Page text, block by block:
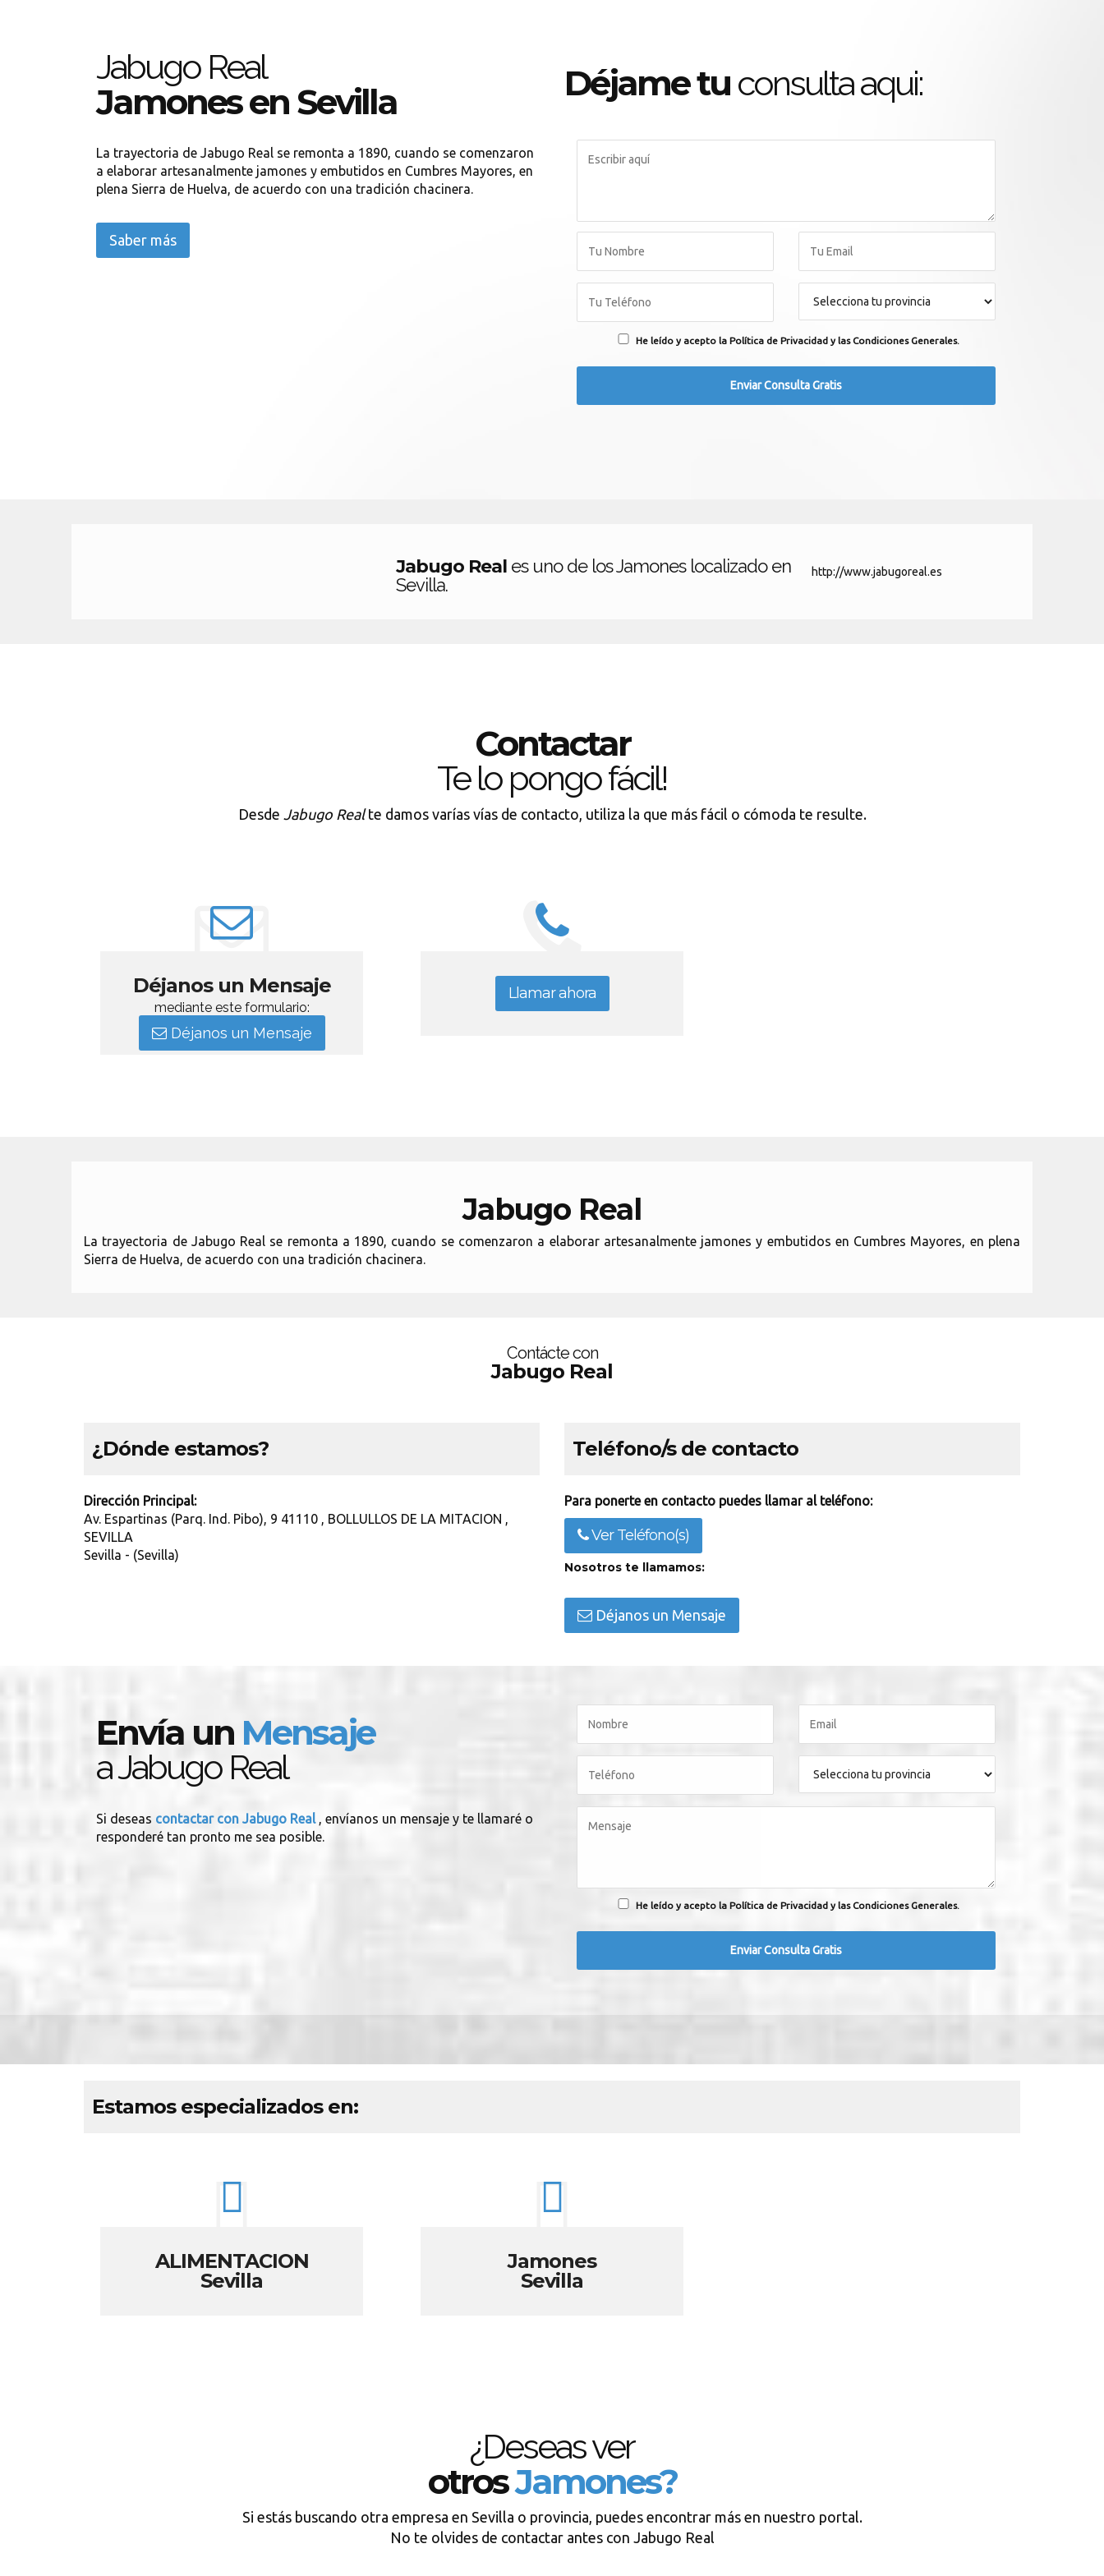
Jabugo Real
Jamones en Sevilla
La trayectoria de Jabugo Real se remonta a 1890, cuando se comenzaron
a elaborar artesanalmente jamones y embutidos en Cumbres Mayores, en
plena Sierra de Huelva, de acuerdo con una tradición chacinera.
Saber más
Déjame tu consulta aqui:
He leído y acepto la Política de Privacidad y las Condiciones Generales.
Jabugo Real es uno de los Jamones localizado en
Sevilla.
http://www.jabugoreal.es
Contactar
Te lo pongo fácil!
Desde Jabugo Realte damos varías vías de contacto, utiliza la que más fácil o cómoda te resulte.
Déjanos un Mensaje
mediante este formulario:
Déjanos un Mensaje
Llamar ahora
Jabugo Real
La trayectoria de Jabugo Real se remonta a 1890, cuando se comenzaron a elaborar artesanalmente jamones y embutidos en Cumbres Mayores, en plena
Sierra de Huelva, de acuerdo con una tradición chacinera.
Contácte con
Jabugo Real
¿Dónde estamos?
Dirección Principal:
Av. Espartinas (Parq. Ind. Pibo), 9 41110 , BOLLULLOS DE LA MITACION ,
SEVILLA
Sevilla - (Sevilla)
Teléfono/s de contacto
Para ponerte en contacto puedes llamar al teléfono:
Ver Teléfono(s)
Nosotros te llamamos:
Déjanos un Mensaje
Envía un Mensaje
a Jabugo Real
Si deseas contactar con Jabugo Real , envíanos un mensaje y te llamaré o
responderé tan pronto me sea posible.
He leído y acepto la Política de Privacidad y las Condiciones Generales.
Estamos especializados en:
ALIMENTACION
Sevilla
Jamones
Sevilla
¿Deseas ver
otrosJamones?
Si estás buscando otra empresa en Sevilla o provincia, puedes encontrar más en nuestro portal.
No te olvides de contactar antes con Jabugo Real